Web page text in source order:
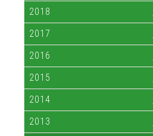
2018
2017
2016
2015
2014
2013